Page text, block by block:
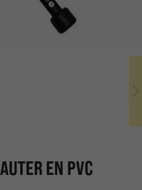
EN PVC